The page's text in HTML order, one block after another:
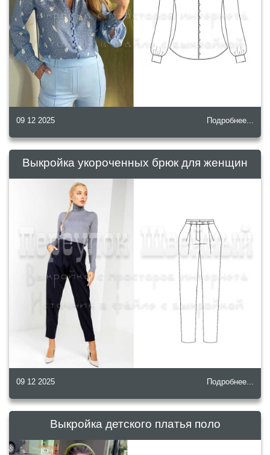
09 12 2025 Подробнее...
Выкройка укороченных брюк для женщин
09 12 2025 Подробнее...
Выкройка детского платья поло